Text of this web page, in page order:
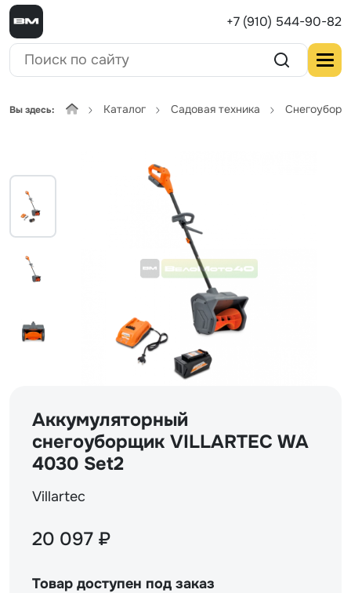
+7 (910) 544-90-82
Вы здесь: Каталог Садовая техника
Аккумуляторный
снегоуборщик VILLARTEC WA
4030 Set2
Villartec
20 097 ₽
Товар доступен под заказ